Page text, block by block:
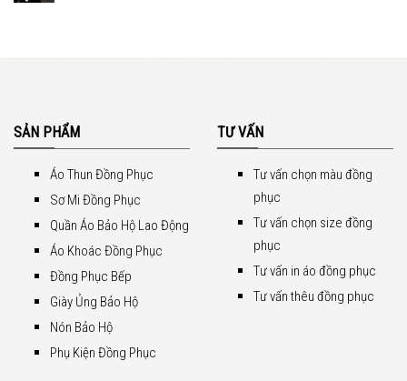
SẢN PHẨM
Áo Thun Đồng Phục
Sơ Mi Đồng Phục
Quần Áo Bảo Hộ Lao Động
Áo Khoác Đồng Phục
Đồng Phục Bếp
Giày Ủng Bảo Hộ
Nón Bảo Hộ
Phụ Kiện Đồng Phục
TƯ VẤN
Tư vấn chọn màu đồng
phục
Tư vấn chọn size đồng
phục
Tư vấn in áo đồng phục
Tư vấn thêu đồng phục